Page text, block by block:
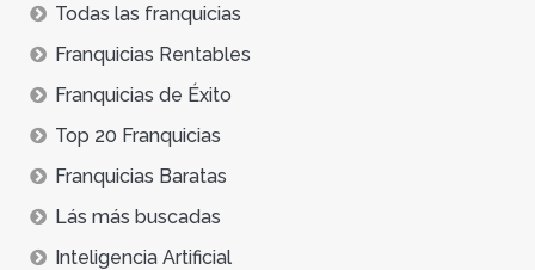
Todas las franquicias
Franquicias Rentables
Franquicias de Éxito
Top 20 Franquicias
Franquicias Baratas
Lás más buscadas
Inteligencia Artificial